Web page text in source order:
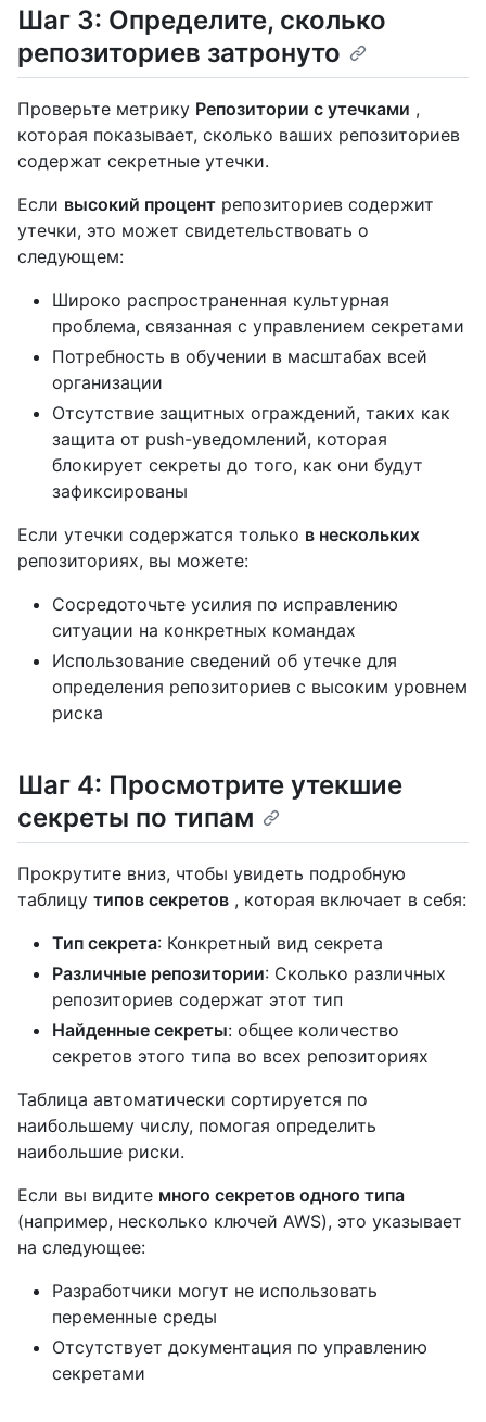
Шаг 3: Определите, сколько
репозиториев затронуто
Проверьте метрику Репозитории с утечками ,
которая показывает, сколько ваших репозиториев
содержат секретные утечки.
Если высокий процент репозиториев содержит
утечки, это может свидетельствовать о
следующем:
Широко распространенная культурная
проблема, связанная с управлением секретами
Потребность в обучении в масштабах всей
организации
Отсутствие защитных ограждений, таких как
защита от push-уведомлений, которая
блокирует секреты до того, как они будут
зафиксированы
Если утечки содержатся только в нескольких
репозиториях, вы можете:
Сосредоточьте усилия по исправлению
ситуации на конкретных командах
Использование сведений об утечке для
определения репозиториев с высоким уровнем
риска
Шаг 4: Просмотрите утекшие
секреты по типам
Прокрутите вниз, чтобы увидеть подробную
таблицу типов секретов , которая включает в себя:
Тип секрета: Конкретный вид секрета
Различные репозитории: Сколько различных
репозиториев содержат этот тип
Найденные секреты: общее количество
секретов этого типа во всех репозиториях
Таблица автоматически сортируется по
наибольшему числу, помогая определить
наибольшие риски.
Если вы видите много секретов одного типа
(например, несколько ключей AWS), это указывает
на следующее:
Разработчики могут не использовать
переменные среды
Отсутствует документация по управлению
секретами